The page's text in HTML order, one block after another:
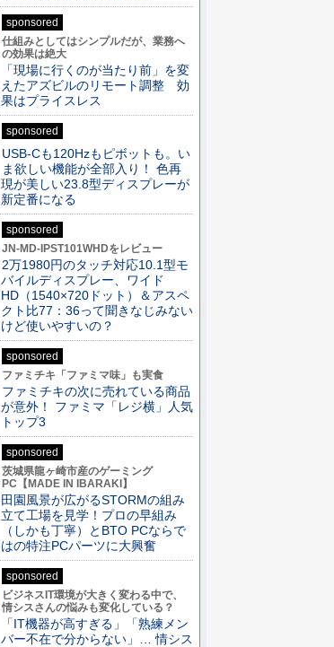
sponsored
仕組みとしてはシンプルだが、業務へ
の効果は絶大
「現場に行くのが当たり前」を変
えたアズビルのリモート調整 効
果はプライスレス
sponsored
USB-Cも120Hzもピボットも。い
ま欲しい機能が全部入り！ 色再
現が美しい23.8型ディスプレーが
新定番になる
sponsored
JN-MD-IPST101WHDをレビュー
2万1980円のタッチ対応10.1型モ
バイルディスプレー、ワイド
HD（1540×720ドット）＆アスペ
クト比77：36って聞きなじみない
けど使いやすいの？
sponsored
ファミチキ「ファミマ味」も実食
ファミチキの次に売れている商品
が意外！ ファミマ「レジ横」人気
トップ3
sponsored
茨城県龍ヶ崎市産のゲーミング
PC【MADE IN IBARAKI】
田園風景が広がるSTORMの組み
立て工場を見学！プロの早組み
（しかも丁寧）とBTO PCならで
はの特注PCパーツに大興奮
sponsored
ビジネスIT環境が大きく変わる中で、
情シスさんの悩みも変化している？
「IT機器が高すぎる」「熟練メン
バー不在で分からない」… 情シス